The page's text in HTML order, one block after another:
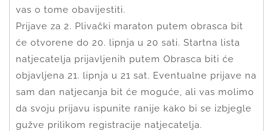
vas o tome obavijestiti.
Prijave za 2. Plivački maraton putem obrasca bit
će otvorene do 20. lipnja u 20 sati. Startna lista
natjecatelja prijavljenih putem Obrasca biti će
objavljena 21. lipnja u 21 sat. Eventualne prijave na
sam dan natjecanja bit će moguće, ali vas molimo
da svoju prijavu ispunite ranije kako bi se izbjegle
gužve prilikom registracije natjecatelja.